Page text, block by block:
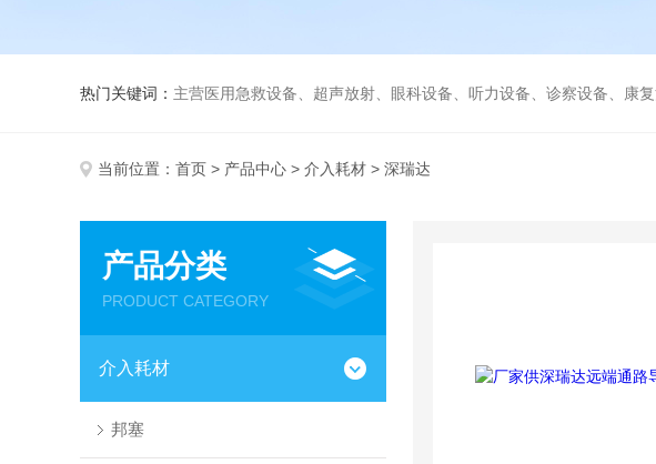
热门关键词： 主营医用急救设备、超声放射、眼科设备、听力设备、诊察设备、康复治疗、体检设备、诊断
当前位置： 首页 > 产品中心 > 介入耗材 > 深瑞达
产品分类
PRODUCT CATEGORY
介入耗材
邦塞